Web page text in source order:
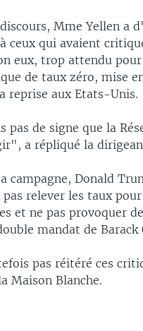
Mme Yellen a
ceux qui avaient
eux, trop attendu
de taux zéro, mise
reprise aux Etats-Unis.
pas de signe que la
a répliqué la
campagne, Donald
pas relever les taux
et ne pas provoquer
mandat de Barack
pas réitéré ces
Maison Blanche.